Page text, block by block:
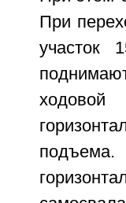
При
участок